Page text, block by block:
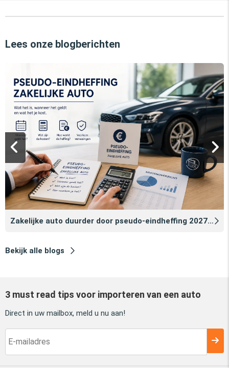
Lees onze blogberichten
Zakelijke auto duurder door pseudo‑eindheffing 2027: zo voorkomt u dat
Bekijk alle blogs
3 must read tips voor importeren van een auto
Direct in uw mailbox, meld u nu aan!